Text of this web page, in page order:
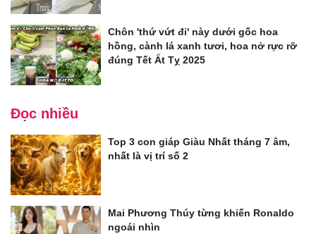
Chôn 'thứ vứt đi' này dưới gốc hoa
hồng, cành lá xanh tươi, hoa nở rực rỡ
đúng Tết Ất Tỵ 2025
Đọc nhiều
Top 3 con giáp Giàu Nhất tháng 7 âm,
nhất là vị trí số 2
Mai Phương Thúy từng khiến Ronaldo
ngoái nhìn